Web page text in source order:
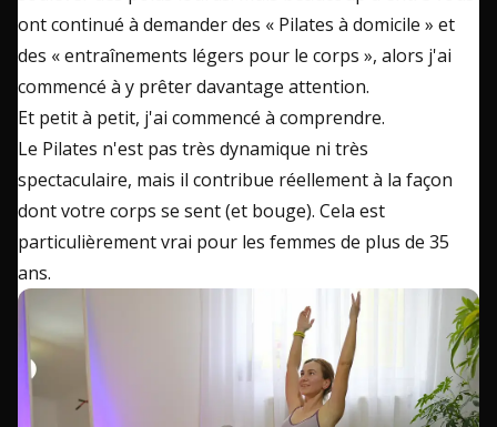
ont continué à demander des « Pilates à domicile » et
des « entraînements légers pour le corps », alors j'ai
commencé à y prêter davantage attention.
Et petit à petit, j'ai commencé à comprendre.
Le Pilates n'est pas très dynamique ni très
spectaculaire, mais il contribue réellement à la façon
dont votre corps se sent (et bouge). Cela est
particulièrement vrai pour les femmes de plus de 35
ans.